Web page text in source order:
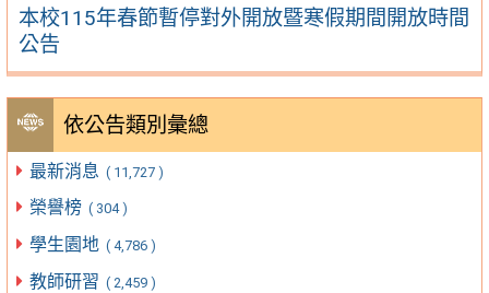
本校115年春節暫停對外開放暨寒假期間開放時間
公告
依公告類別彙總
最新消息 ( 11,727 )
榮譽榜 ( 304 )
學生園地 ( 4,786 )
教師研習 ( 2,459 )